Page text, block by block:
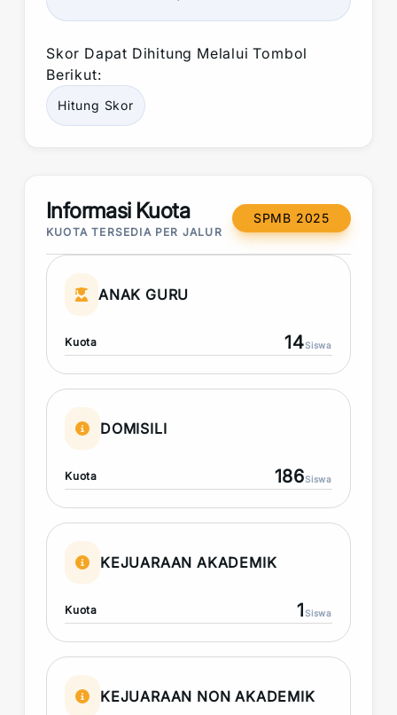
Skor Dapat Dihitung Melalui Tombol
Berikut:
Hitung Skor
Informasi Kuota
KUOTA TERSEDIA PER JALUR
SPMB 2025
ANAK GURU
Kuota 14Siswa
DOMISILI
Kuota 186Siswa
KEJUARAAN AKADEMIK
Kuota 1Siswa
KEJUARAAN NON AKADEMIK